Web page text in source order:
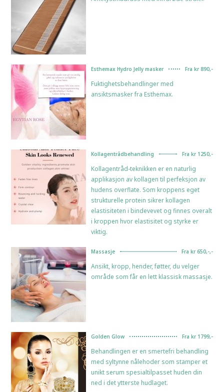
Esthemax Hydro Jelly masker Fra kr 890,-
Fuktighetsbehandlinger med
ansiktsmasker fra Esthemax.
Kollagentrådbehandling Fra kr 1250,-
Kollagentråd-teknikken er en naturlig
applikasjon av kollagen til perfeksjon av
hudens overflate. Som kroppens eget
strukturelle protein sikrer kollagen
elastisiteten i bindevevet og finnes overalt
i kroppen hvor elastisitet og styrke er
viktig.
Massasje Fra kr 650,-,-
Ansikt, kropp, hender, føtter, du velger
område som får en lett klassisk massasje.
Golden Glow Fra kr 1799,-
Behandlingen er en smertefri behandling
med syltynne nålehoder som stamper et
unikt serum spesialtilpasset huden din
ned i det ytterste hudlaget.